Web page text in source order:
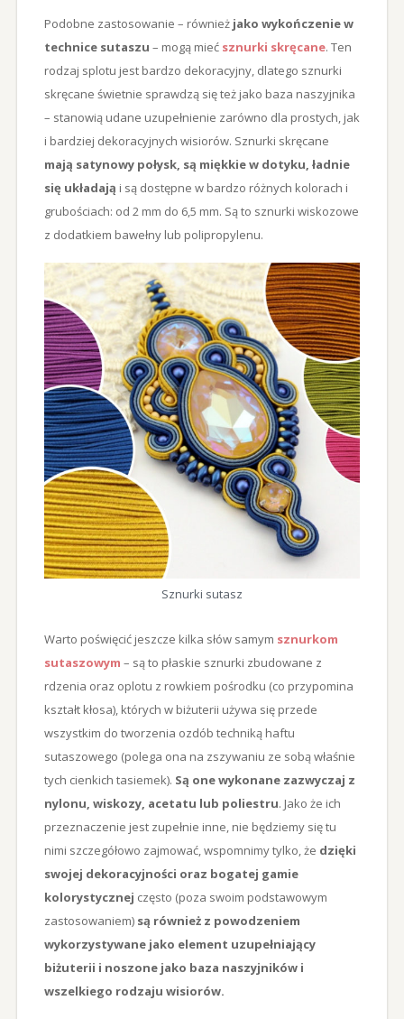
Podobne zastosowanie – równieżjako wykończenie w
technice sutaszu – mogą mieć sznurki skręcane. Ten
rodzaj splotu jest bardzo dekoracyjny, dlatego sznurki
skręcane świetnie sprawdzą się też jako baza naszyjnika
– stanowią udane uzupełnienie zarówno dla prostych, jak
i bardziej dekoracyjnych wisiorów. Sznurki skręcane
mają satynowy połysk, są miękkie w dotyku, ładnie
się układają i są dostępne w bardzo różnych kolorach i
grubościach: od 2 mm do 6,5 mm. Są to sznurki wiskozowe
z dodatkiem bawełny lub polipropylenu.
Sznurki sutasz
Warto poświęcić jeszcze kilka słów samym sznurkom
sutaszowym – są to płaskie sznurki zbudowane z
rdzenia oraz oplotu z rowkiem pośrodku (co przypomina
kształt kłosa), których w biżuterii używa się przede
wszystkim do tworzenia ozdób techniką haftu
sutaszowego (polega ona na zszywaniu ze sobą właśnie
tych cienkich tasiemek). Są one wykonane zazwyczaj z
nylonu, wiskozy, acetatu lub poliestru. Jako że ich
przeznaczenie jest zupełnie inne, nie będziemy się tu
nimi szczegółowo zajmować, wspomnimy tylko, że dzięki
swojej dekoracyjności oraz bogatej gamie
kolorystycznej często (poza swoim podstawowym
zastosowaniem) są również z powodzeniem
wykorzystywane jako element uzupełniający
biżuterii i noszone jako baza naszyjników i
wszelkiego rodzaju wisiorów.